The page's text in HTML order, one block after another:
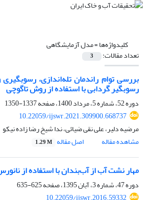
کلیدواژه‌ها =مدل آزمایشگاهی
تعداد مقالات: 3
بررسی توام راندمان تله‌اندازی،
رسوبگیر گردابی با استفاده از روش تاگوچی
دوره 52، شماره 5، مرداد 1400، صفحه
1337-1350
10.22059/ijswr.2021.309900.668737
مرضیه دلیر، علی نقی ضیائی، ندا شیخ رضا زاده نیکو
مشاهده مقاله
اصل مقاله 1.29 M
مهار نشت آب از آب‌بندان با استفاده از
دوره 47، شماره 3، آبان 1395، صفحه
625-635